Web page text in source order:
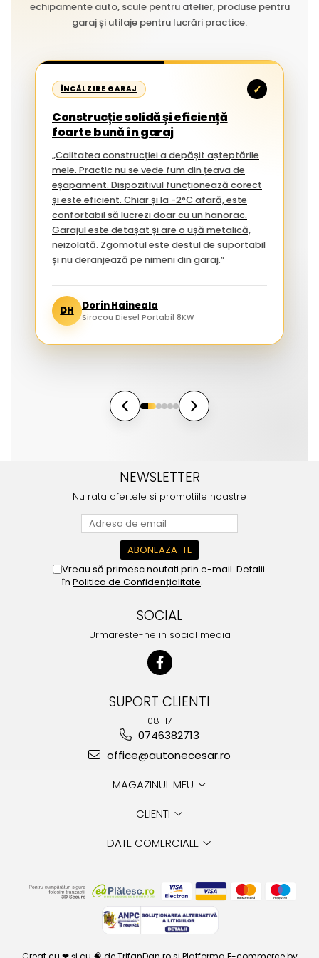
echipamente auto, scule pentru atelier, produse pentru
garaj și utilaje pentru lucrări practice.
ÎNCĂLZIRE GARAJ ✓
Construcție solidă și eficiență
foarte bună în garaj
„Calitatea construcției a depășit așteptările
mele. Practic nu se vede fum din țeava de
eșapament. Dispozitivul funcționează corect
și este eficient. Chiar și la -2°C afară, este
confortabil să lucrezi doar cu un hanorac.
Garajul este detașat și are o ușă metalică,
neizolată. Zgomotul este destul de suportabil
și nu deranjează pe nimeni din garaj.”
DH Dorin Haineala
Sirocou Diesel Portabil 8KW
NEWSLETTER
Nu rata ofertele si promotiile noastre
Vreau să primesc noutati prin e-mail. Detalii
în Politica de Confidențialitate.
SOCIAL
Urmareste-ne in social media
SUPORT CLIENTI
08-17
0746382713
office@autonecesar.ro
MAGAZINUL MEU
CLIENTI
DATE COMERCIALE